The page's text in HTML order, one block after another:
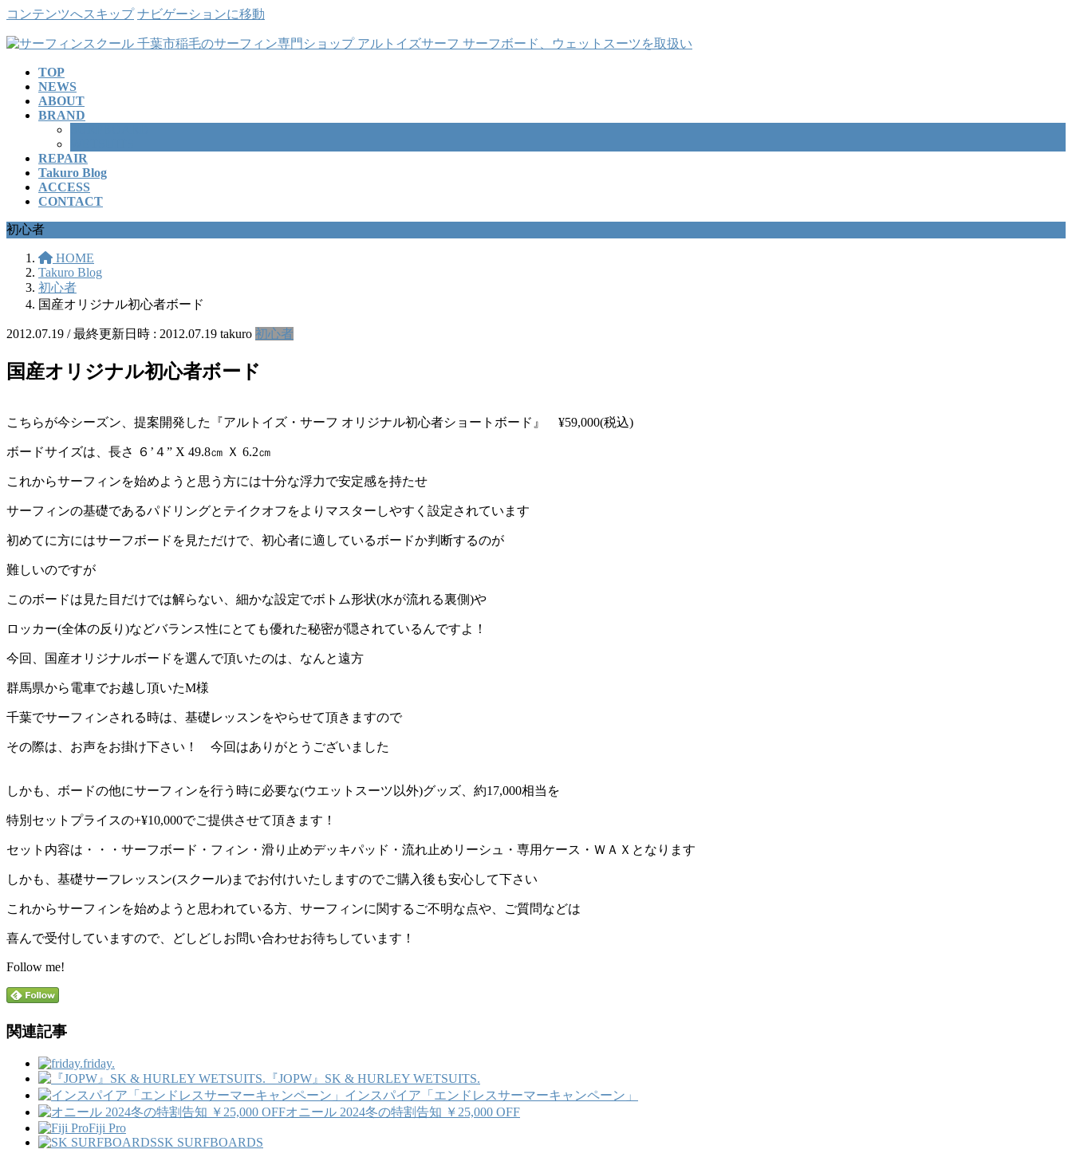
コンテンツへスキップ ナビゲーションに移動
TOP
NEWS
ABOUT
BRAND
REPAIR
Takuro Blog
ACCESS
CONTACT
初心者
HOME
Takuro Blog
初心者
国産オリジナル初心者ボード
2012.07.19 / 最終更新日時 : 2012.07.19 takuro 初心者
国産オリジナル初心者ボード
こちらが今シーズン、提案開発した『アルトイズ・サーフ オリジナル初心者ショートボード』 ¥59,000(税込)
ボードサイズは、長さ ６’４” X 49.8㎝ Ｘ 6.2㎝
これからサーフィンを始めようと思う方には十分な浮力で安定感を持たせ
サーフィンの基礎であるパドリングとテイクオフをよりマスターしやすく設定されています
初めてに方にはサーフボードを見ただけで、初心者に適しているボードか判断するのが
難しいのですが
このボードは見た目だけでは解らない、細かな設定でボトム形状(水が流れる裏側)や
ロッカー(全体の反り)などバランス性にとても優れた秘密が隠されているんですよ！
今回、国産オリジナルボードを選んで頂いたのは、なんと遠方
群馬県から電車でお越し頂いたM様
千葉でサーフィンされる時は、基礎レッスンをやらせて頂きますので
その際は、お声をお掛け下さい！ 今回はありがとうございました
しかも、ボードの他にサーフィンを行う時に必要な(ウエットスーツ以外)グッズ、約17,000相当を
特別セットプライスの+¥10,000でご提供させて頂きます！
セット内容は・・・サーフボード・フィン・滑り止めデッキパッド・流れ止めリーシュ・専用ケース・ＷＡＸとなります
しかも、基礎サーフレッスン(スクール)までお付けいたしますのでご購入後も安心して下さい
これからサーフィンを始めようと思われている方、サーフィンに関するご不明な点や、ご質問などは
喜んで受付していますので、どしどしお問い合わせお待ちしています！
Follow me!
関連記事
friday.
『JOPW』SK & HURLEY WETSUITS.
インスパイア「エンドレスサーマーキャンペーン」
オニール 2024冬の特割告知 ￥25,000 OFF
Fiji Pro
SK SURFBOARDS